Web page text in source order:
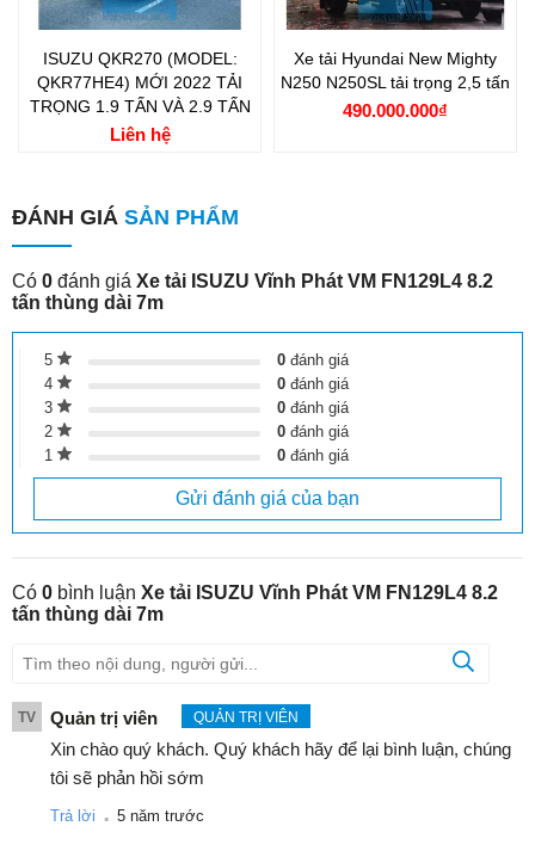
Xe Tải Chuyên Dùng Thành Công
Điện thoại: 0985.821.565
Nhà máy sản xuất: Km 3 Quốc Lộ 38 , Phường Khắc Niệm,
ISUZU QKR270 (MODEL:
QKR77HE4) MỚI 2022 TẢI
TRỌNG 1.9 TẤN VÀ 2.9 TẤN
Liên hệ
Xe tải Hyundai New Mighty
N250 N250SL tải trọng 2,5 tấn
490.000.000₫
ĐÁNH GIÁ SẢN PHẨM
Có 0 đánh giá Xe tải ISUZU Vĩnh Phát VM FN129L4 8.2
tấn thùng dài 7m
5 0 đánh giá
4
0 đánh giá
3
0 đánh giá
2
0 đánh giá
1
0 đánh giá
Gửi đánh giá của bạn
Có 0 bình luận Xe tải ISUZU Vĩnh Phát VM FN129L4 8.2
tấn thùng dài 7m
TV Quản trị viên QUẢN TRỊ VIÊN
Xin chào quý khách. Quý khách hãy để lại bình luận, chúng
tôi sẽ phản hồi sớm
Trả lời . 5 năm trước